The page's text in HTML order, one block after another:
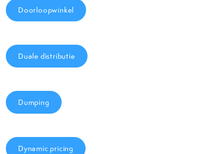
Doorloopwinkel
Duale distributie
Dumping
Dynamic pricing